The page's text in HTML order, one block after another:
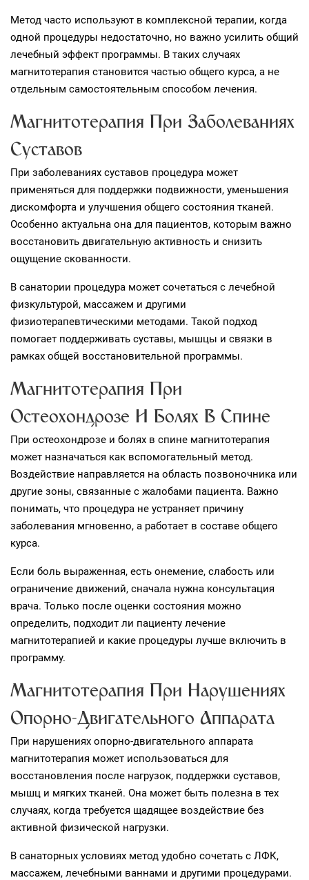
Метод часто используют в комплексной терапии, когда
одной процедуры недостаточно, но важно усилить общий
лечебный эффект программы. В таких случаях
магнитотерапия становится частью общего курса, а не
отдельным самостоятельным способом лечения.
Магнитотерапия При Заболеваниях
Суставов
При заболеваниях суставов процедура может
применяться для поддержки подвижности, уменьшения
дискомфорта и улучшения общего состояния тканей.
Особенно актуальна она для пациентов, которым важно
восстановить двигательную активность и снизить
ощущение скованности.
В санатории процедура может сочетаться с лечебной
физкультурой, массажем и другими
физиотерапевтическими методами. Такой подход
помогает поддерживать суставы, мышцы и связки в
рамках общей восстановительной программы.
Магнитотерапия При
Остеохондрозе И Болях В Спине
При остеохондрозе и болях в спине магнитотерапия
может назначаться как вспомогательный метод.
Воздействие направляется на область позвоночника или
другие зоны, связанные с жалобами пациента. Важно
понимать, что процедура не устраняет причину
заболевания мгновенно, а работает в составе общего
курса.
Если боль выраженная, есть онемение, слабость или
ограничение движений, сначала нужна консультация
врача. Только после оценки состояния можно
определить, подходит ли пациенту лечение
магнитотерапией и какие процедуры лучше включить в
программу.
Магнитотерапия При Нарушениях
Опорно-Двигательного Аппарата
При нарушениях опорно‑двигательного аппарата
магнитотерапия может использоваться для
восстановления после нагрузок, поддержки суставов,
мышц и мягких тканей. Она может быть полезна в тех
случаях, когда требуется щадящее воздействие без
активной физической нагрузки.
В санаторных условиях метод удобно сочетать с ЛФК,
массажем, лечебными ваннами и другими процедурами.